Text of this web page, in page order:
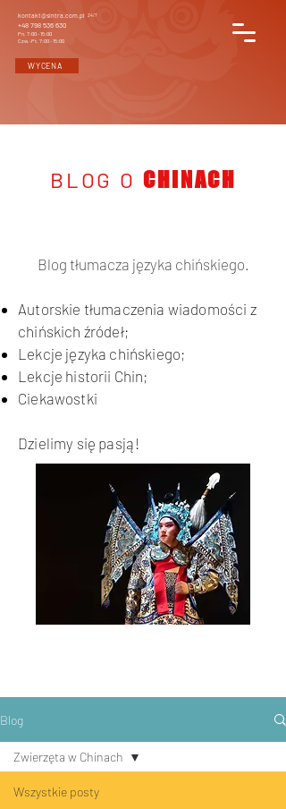
kontakt@sintra.com.pl 24/7
+48 798 536 630
Pn. 7:00 - 15:00
Czw.-Pt. 7:00 - 15:00
WYCENA
BLOG O CHINACH
Blog tłumacza języka chińskiego.
Autorskie tłumaczenia wiadomości z
chińskich źródeł;
Lekcje języka chińskiego;
Lekcje historii Chin;
Ciekawostki
Dzielimy się pasją!
Blog
Wszystkie posty
Zwierzęta w Chinach